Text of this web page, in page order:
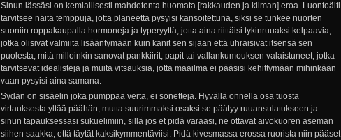
Sinun iässäsi on kemiallisesti mahdotonta huomata [rakkauden ja kiiman] eroa. Luontoäiti
tarvitsee näitä temppuja, jotta planeetta pysyisi kansoitettuna, siksi se tunkee nuorten
suoniin roppakaupalla hormoneja ja typeryyttä, jotta aina riittäisi tykinruuaksi kelpaavia,
jotka olisivat valmiita lisääntymään kuin kanit sen sijaan että uhraisivat itsensä sen
puolesta, mitä milloinkin sanovat pankkiirit, papit tai vallankumouksen valaistuneet, jotka
tarvitsevat idealisteja ja muita vitsauksia, jotta maailma ei pääsisi kehittymään mihinkään
vaan pysyisi aina samana.
Sydän on sisäelin joka pumppaa verta, ei sonetteja. Hyvällä onnella osa tuosta
virtauksesta yltää päähän, mutta suurimmaksi osaksi se päätyy ruuansulatukseen ja
sinun tapauksessasi sukuelimiin, sillä jos et pidä varaasi, ne ottavat aivokuoren aseman
siihen saakka, että täytät kaksikymmentäviisi. Pidä kivesmassa erossa ruorista niin pääset